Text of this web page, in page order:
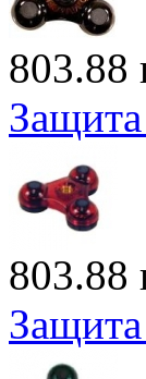
803.88
803.88